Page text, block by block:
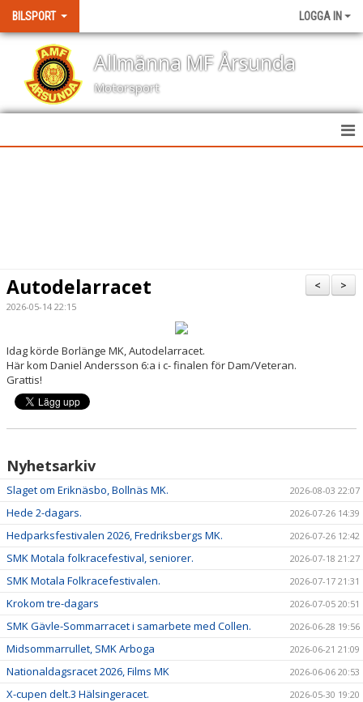
BILSPORT LOGGA IN
Allmänna MF Årsunda
Motorsport
KONTAKT
DOKUMENT
>
<
Autodelarracet
2026-05-14 22:15
Idag körde Borlänge MK, Autodelarracet.
Här kom Daniel Andersson 6:a i c- finalen för Dam/Veteran.
Grattis!
Nyhetsarkiv
Slaget om Eriknäsbo, Bollnäs MK. 2026-08-03 22:07
Hede 2-dagars. 2026-07-26 14:39
Hedparksfestivalen 2026, Fredriksbergs MK. 2026-07-26 12:42
SMK Motala folkracefestival, seniorer. 2026-07-18 21:27
SMK Motala Folkracefestivalen. 2026-07-17 21:31
Krokom tre-dagars 2026-07-05 20:51
SMK Gävle-Sommarracet i samarbete med Collen. 2026-06-28 19:56
Midsommarrullet, SMK Arboga 2026-06-21 21:09
Nationaldagsracet 2026, Films MK 2026-06-06 20:53
X-cupen delt.3 Hälsingeracet. 2026-05-30 19:20